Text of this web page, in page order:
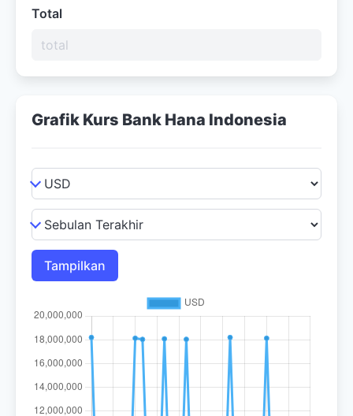
Total
Grafik Kurs Bank Hana Indonesia
Tampilkan